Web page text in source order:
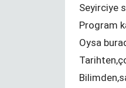
Seyirciye
Program
Oysa